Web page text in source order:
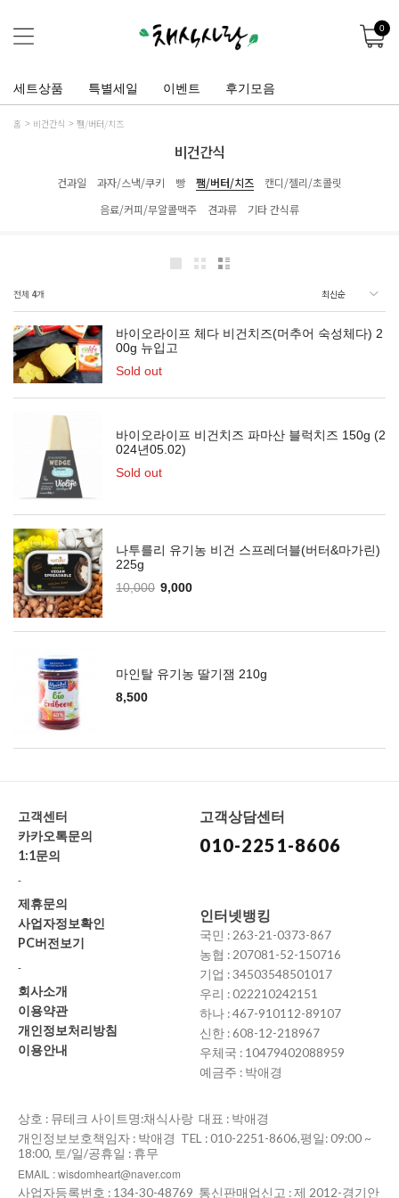
0
세트상품 특별세일 이벤트 후기모음
홈 비건간식 쨈/버터/치즈
비건간식
건과일 과자/스낵/쿠키 빵 쨈/버터/치즈
캔디/젤리/초콜릿
음료/커피/무알콜맥주
견과류 기타 간식류
전체 4개
바이오라이프 체다 비건치즈(머추어 숙성체다) 2
00g 뉴입고
Sold out
바이오라이프 비건치즈 파마산 블럭치즈 150g (2
024년05.02)
Sold out
나투를리 유기농 비건 스프레더블(버터&마가린)
225g
10,000 9,000
마인탈 유기농 딸기잼 210g
8,500
고객센터
카카오톡문의
1:1문의
-
제휴문의
사업자정보확인
PC버전보기
-
회사소개
이용약관
개인정보처리방침
이용안내
고객상담센터
010-2251-8606
인터넷뱅킹
국민 : 263-21-0373-867
농협 : 207081-52-150716
기업 : 34503548501017
우리 : 022210242151
하나 : 467-910112-89107
신한 : 608-12-218967
우체국 : 10479402088959
예금주 : 박애경
상호 : 뮤테크 사이트명:채식사랑 대표 : 박애경
개인정보보호책임자 : 박애경 TEL : 010-2251-8606,평일: 09:00 ~
18:00, 토/일/공휴일 : 휴무
EMAIL : wisdomheart@naver.com
사업자등록번호 : 134-30-48769 통신판매업신고 : 제 2012-경기안